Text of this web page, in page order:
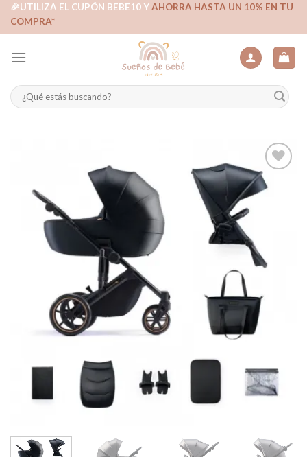
Skip🎉UTILIZA EL CUPÓN BEBE10 YAHORRA HASTA UN 10% EN TU
COMPRA*
Buscar
por: